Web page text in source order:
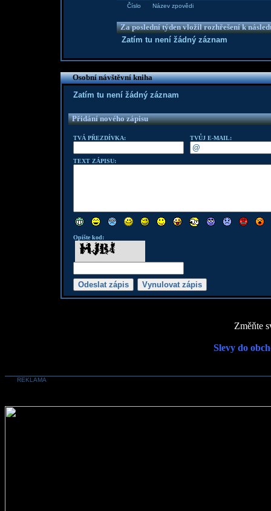
Číslo Název zpovědi
Za poslední týden vložil rozhřešení k
Zatím tu není žádný záznam
Osobní návštěvní kniha
Zatím tu není žádný záznam
Přidání nového zápisu
TVÁ PŘEZDÍVKA: TVŮJ E-MAIL:
TEXT ZÁPISU:
Opište kod:
Změňte
Slevy do
REKLAMA